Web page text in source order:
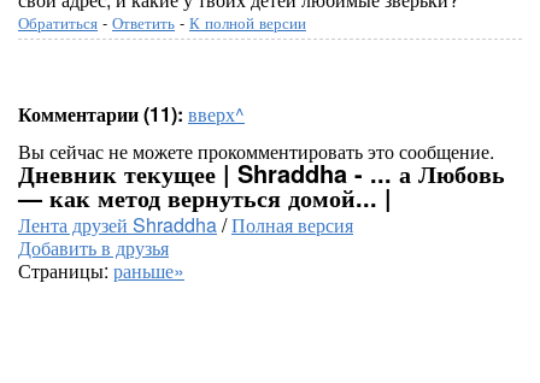
Обратиться - Ответить - К полной версии
Комментарии (11): вверх^
Вы сейчас не можете прокомментировать это сообщение.
Дневник текущее | Shraddha - ... а Любовь
— как метод вернуться домой... |
Лента друзей Shraddha/Полная версия
Добавить в друзья
Страницы: раньше»